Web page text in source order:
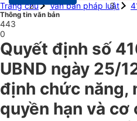
Trang chủ
Văn bản pháp luật
Thông tin văn bản
443
0
Quyết định số
UBND ngày 25/
định chức năng,
quyền hạn và